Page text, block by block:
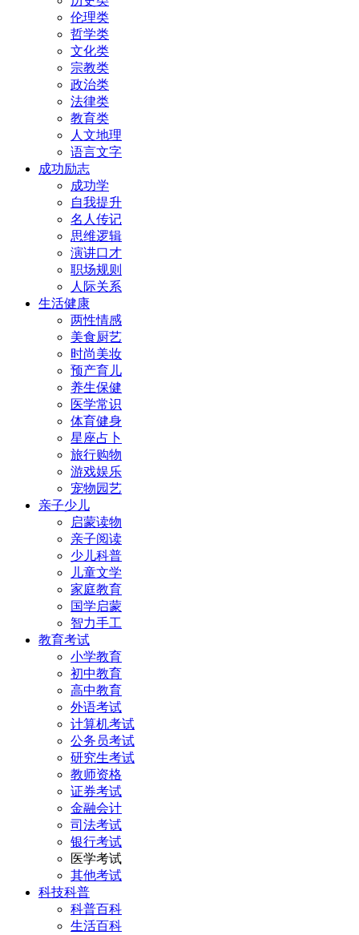
伦理类
哲学类
文化类
宗教类
政治类
法律类
教育类
人文地理
语言文字
成功励志
成功学
自我提升
名人传记
思维逻辑
演讲口才
职场规则
人际关系
生活健康
两性情感
美食厨艺
时尚美妆
预产育儿
养生保健
医学常识
体育健身
星座占卜
旅行购物
游戏娱乐
宠物园艺
亲子少儿
启蒙读物
亲子阅读
少儿科普
儿童文学
家庭教育
国学启蒙
智力手工
教育考试
小学教育
初中教育
高中教育
外语考试
计算机考试
公务员考试
研究生考试
教师资格
证券考试
金融会计
司法考试
银行考试
医学考试
其他考试
科技科普
科普百科
生活百科